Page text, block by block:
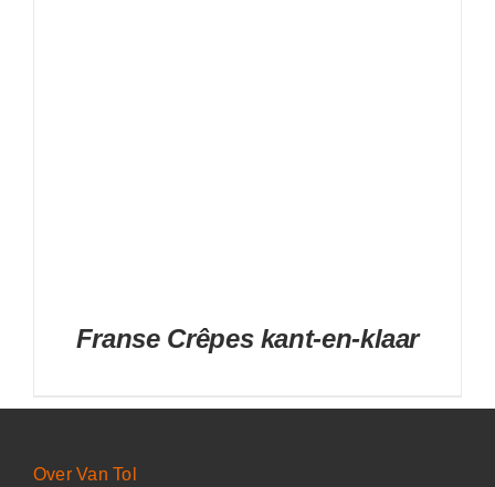
Franse Crêpes kant-en-klaar
Over Van Tol